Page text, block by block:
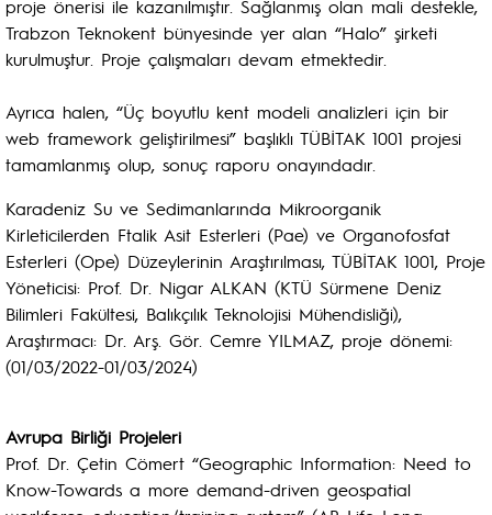
proje önerisi ile kazanılmıştır. Sağlanmış olan mali destekle,
Trabzon Teknokent bünyesinde yer alan “Halo” şirketi
kurulmuştur. Proje çalışmaları devam etmektedir.
Ayrıca halen, “Üç boyutlu kent modeli analizleri için bir
web framework geliştirilmesi” başlıklı TÜBİTAK 1001 projesi
tamamlanmış olup, sonuç raporu onayındadır.
Karadeniz Su ve Sedimanlarında Mikroorganik
Kirleticilerden Ftalik Asit Esterleri (Pae) ve Organofosfat
Esterleri (Ope) Düzeylerinin Araştırılması, TÜBİTAK 1001, Proje
Yöneticisi: Prof. Dr. Nigar ALKAN (KTÜ Sürmene Deniz
Bilimleri Fakültesi, Balıkçılık Teknolojisi Mühendisliği),
Araştırmacı: Dr. Arş. Gör. Cemre YILMAZ, proje dönemi:
(01/03/2022-01/03/2024)
Avrupa Birliği Projeleri
Prof. Dr. Çetin Cömert “Geographic Information: Need to
Know-Towards a more demand-driven geospatial